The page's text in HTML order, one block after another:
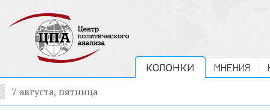
КОЛОНКИ МНЕНИЯ
7 августа, пятница